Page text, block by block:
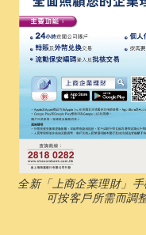
全新「上商企業理財」
可按客戶所需而調